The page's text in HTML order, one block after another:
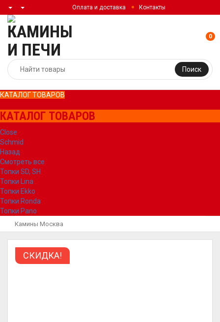
Оплата и доставка Контакты
Поиск
0
КАТАЛОГ ТОВАРОВ
КАТАЛОГ ТОВАРОВ
Close
Schmid
Назад
Смотреть все
Топки SD, SH
Топки Lina
Топки Ekko
Топки Ronda
Топки Pano
Камины Москва
СКИДКА!